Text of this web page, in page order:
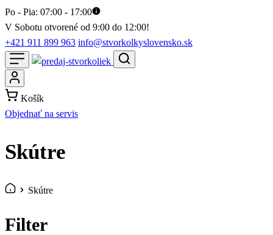
Po - Pia: 07:00 - 17:00
V Sobotu otvorené od 9:00 do 12:00!
+421 911 899 963 info@stvorkolkyslovensko.sk
Košík
Objednať na servis
Skútre
Skútre
Filter